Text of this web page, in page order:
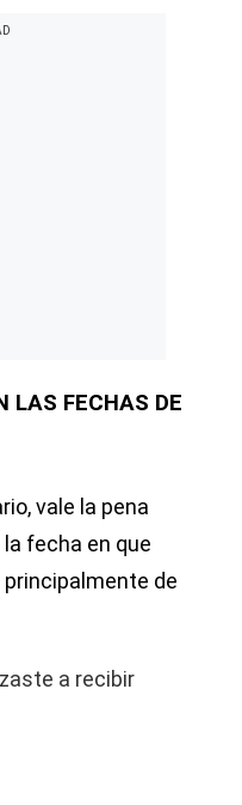
LAS FECHAS DE
vale la pena
fecha en que
de
a recibir